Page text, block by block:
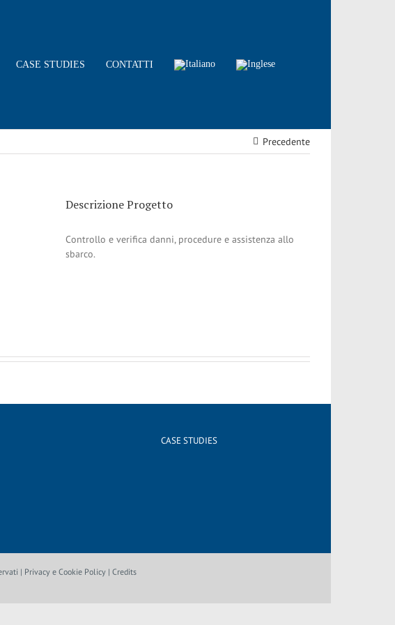
CASE STUDIES CONTATTI
Precedente
Descrizione Progetto
Controllo e verifica danni, procedure e assistenza allo
sbarco.
CASE STUDIES
| Privacy e Cookie Policy | Credits